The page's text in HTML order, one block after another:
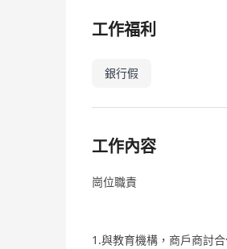
工作福利
銀行假
工作內容
崗位職責
1.與教育機構，商戶商討